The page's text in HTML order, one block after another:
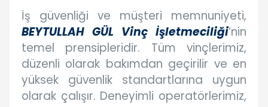
İş güvenliği ve müşteri memnuniyeti,
BEYTULLAH GÜL Vinç İşletmeciliği’nin
temel prensipleridir. Tüm vinçlerimiz,
düzenli olarak bakımdan geçirilir ve en
yüksek güvenlik standartlarına uygun
olarak çalışır. Deneyimli operatörlerimiz,